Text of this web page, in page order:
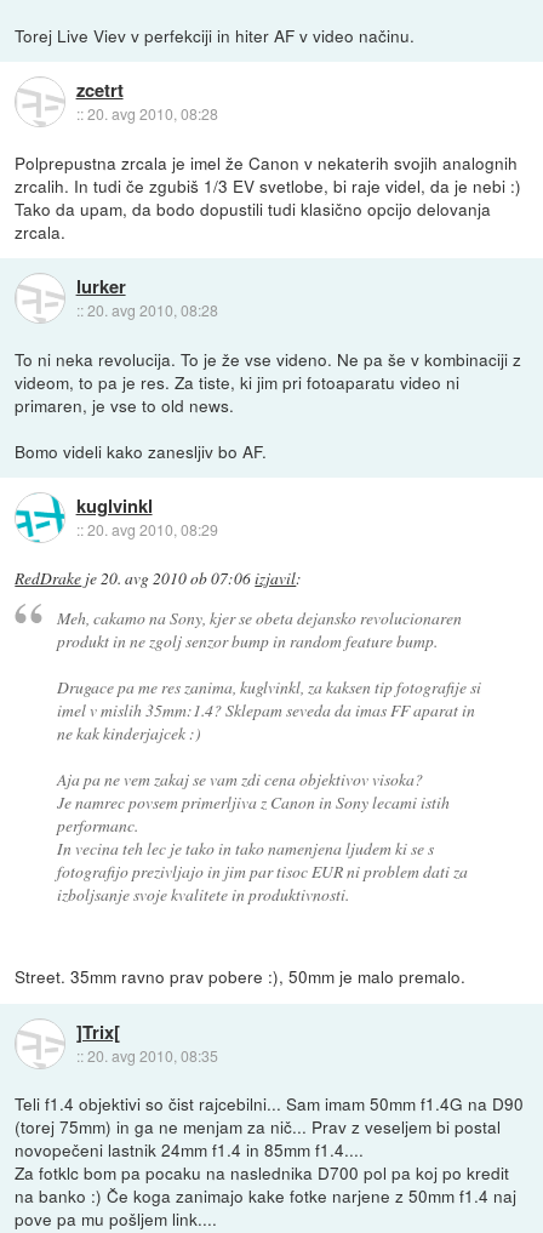
Torej Live Viev v perfekciji in hiter AF v video načinu.
zcetrt
::20. avg 2010, 08:28
Polprepustna zrcala je imel že Canon v nekaterih svojih analognih
zrcalih. In tudi če zgubiš 1/3 EV svetlobe, bi raje videl, da je nebi :)
Tako da upam, da bodo dopustili tudi klasično opcijo delovanja
zrcala.
lurker
::20. avg 2010, 08:28
To ni neka revolucija. To je že vse videno. Ne pa še v kombinaciji z
videom, to pa je res. Za tiste, ki jim pri fotoaparatu video ni
primaren, je vse to old news.
Bomo videli kako zanesljiv bo AF.
kuglvinkl
::20. avg 2010, 08:29
RedDrake je20. avg 2010 ob 07:06izjavil:
Meh, cakamo na Sony, kjer se obeta dejansko revolucionaren
produkt in ne zgolj senzor bump in random feature bump.
Drugace pa me res zanima, kuglvinkl, za kaksen tip fotografije si
imel v mislih 35mm:1.4? Sklepam seveda da imas FF aparat in
ne kak kinderjajcek :)
Aja pa ne vem zakaj se vam zdi cena objektivov visoka?
Je namrec povsem primerljiva z Canon in Sony lecami istih
performanc.
In vecina teh lec je tako in tako namenjena ljudem ki se s
fotografijo prezivljajo in jim par tisoc EUR ni problem dati za
izboljsanje svoje kvalitete in produktivnosti.
Street. 35mm ravno prav pobere :), 50mm je malo premalo.
]Trix[
::20. avg 2010, 08:35
Teli f1.4 objektivi so čist rajcebilni... Sam imam 50mm f1.4G na D90
(torej 75mm) in ga ne menjam za nič... Prav z veseljem bi postal
novopečeni lastnik 24mm f1.4 in 85mm f1.4....
Za fotklc bom pa pocaku na naslednika D700 pol pa koj po kredit
na banko :) Če koga zanimajo kake fotke narjene z 50mm f1.4 naj
pove pa mu pošljem link....